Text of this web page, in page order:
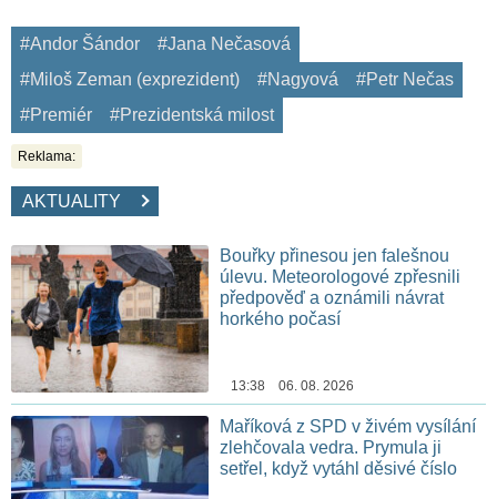
#Andor Šándor
#Jana Nečasová
#Miloš Zeman (exprezident)
#Nagyová
#Petr Nečas
#Premiér
#Prezidentská milost
Reklama:
AKTUALITY
Bouřky přinesou jen falešnou
úlevu. Meteorologové zpřesnili
předpověď a oznámili návrat
horkého počasí
13:38 06. 08. 2026
Maříková z SPD v živém vysílání
zlehčovala vedra. Prymula ji
setřel, když vytáhl děsivé číslo